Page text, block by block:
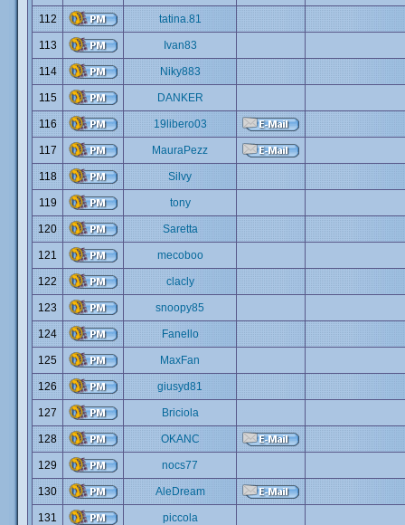
112 tatina.81
113 Ivan83
114 Niky883
115 DANKER
116 19libero03
117 MauraPezz
118 Silvy
119 tony
120 Saretta
121 mecoboo
122 clacly
123 snoopy85
124 Fanello
125 MaxFan
126 giusyd81
127 Briciola
128 OKANC
129 nocs77
130 AleDream
131 piccola